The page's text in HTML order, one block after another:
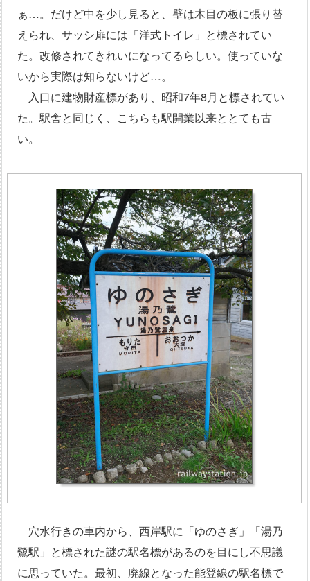
ぁ…。だけど中を少し見ると、壁は木目の板に張り替
えられ、サッシ扉には「洋式トイレ」と標されてい
た。改修されてきれいになってるらしい。使っていな
いから実際は知らないけど…。
入口に建物財産標があり、昭和7年8月と標されてい
た。駅舎と同じく、こちらも駅開業以来ととても古
い。
穴水行きの車内から、西岸駅に「ゆのさぎ」「湯乃
鷺駅」と標された謎の駅名標があるのを目にし不思議
に思っていた。最初、廃線となった能登線の駅名標で